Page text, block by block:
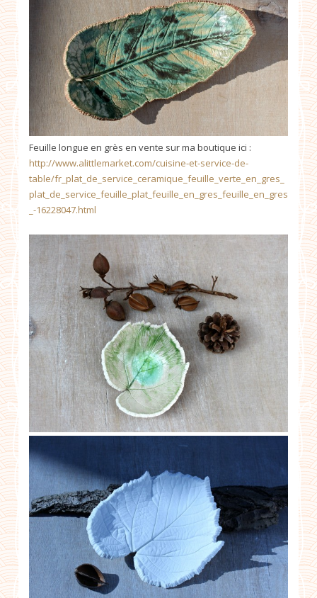
Feuille longue en grès en vente sur ma boutique ici :
http://www.alittlemarket.com/cuisine-et-service-de-
table/fr_plat_de_service_ceramique_feuille_verte_en_gres_
plat_de_service_feuille_plat_feuille_en_gres_feuille_en_gres
_-16228047.html